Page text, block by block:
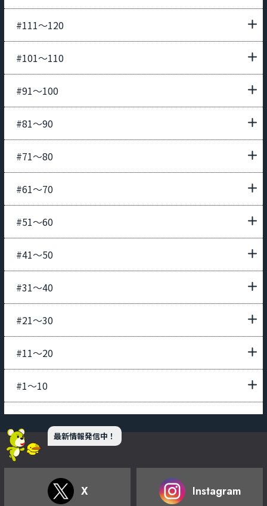
#111〜120
#101〜110
#91〜100
#81〜90
#71〜80
#61〜70
#51〜60
#41〜50
#31〜40
#21〜30
#11〜20
#1〜10
最新情報発信中！
X Instagram